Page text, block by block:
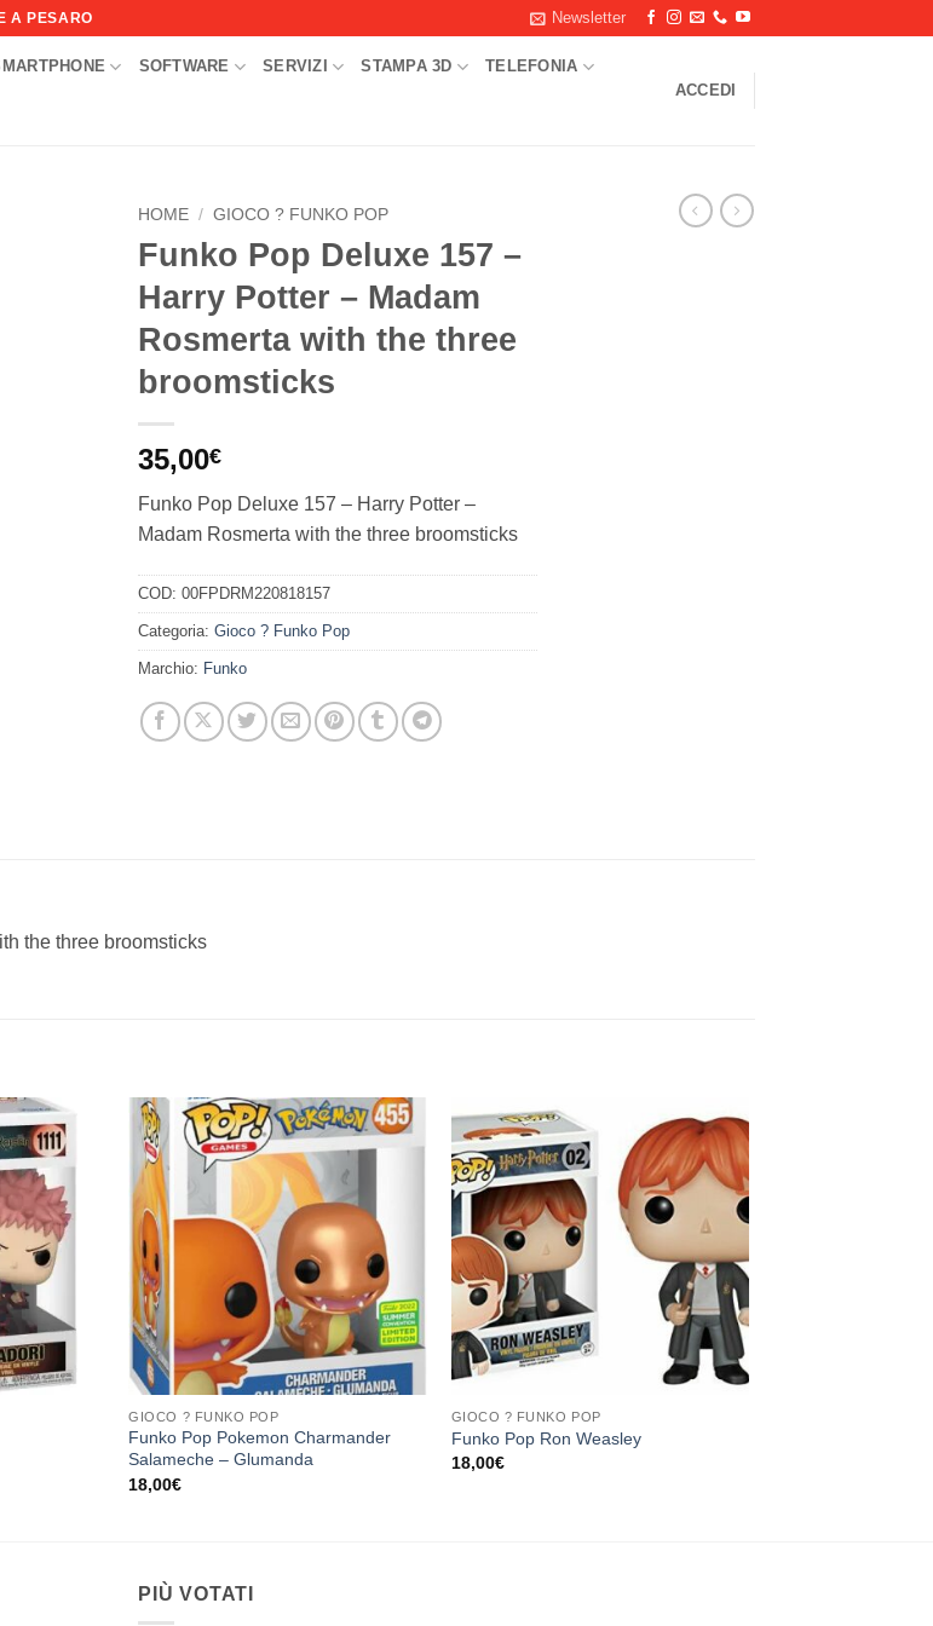
A PESARO Newsletter
SOFTWARE SERVIZI STAMPA 3D TELEFONIA
ACCEDI
HOME / GIOCO ? FUNKO POP
Funko Pop Deluxe 157 –
Harry Potter – Madam
Rosmerta with the three
broomsticks
35,00€
Funko Pop Deluxe 157 – Harry Potter –
Madam Rosmerta with the three broomsticks
COD: 00FPDRM220818157
Categoria: Gioco ? Funko Pop
Marchio: Funko
the three broomsticks
alla lista
dei
desideri
desideri
GIOCO ? FUNKO POP
Funko Pop Pokemon Charmander
Salameche – Glumanda
18,00€
Aggiungi
alla lista
desideri
GIOCO ? FUNKO POP
Funko Pop Ron Weasley
18,00€
PIÙ VOTATI